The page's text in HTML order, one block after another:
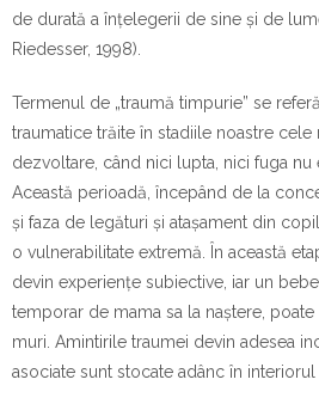
de durată a înţelegerii de sine şi de
Riedesser, 1998).
Termenul de „traumă timpurie” se
traumatice trăite în stadiile noastre
dezvoltare, când nici lupta, nici fuga nu
Această perioadă, începând de la
și faza de legături și atașament din
o vulnerabilitate extremă. În această
devin experiențe subiective, iar un
temporar de mama sa la naștere,
muri. Amintirile traumei devin adesea
asociate sunt stocate adânc în